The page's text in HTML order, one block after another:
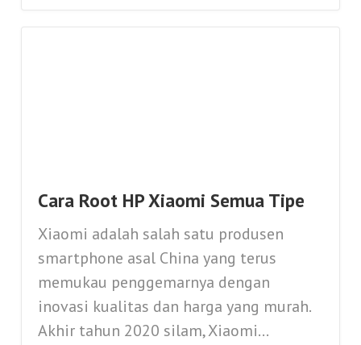
Cara Root HP Xiaomi Semua Tipe
Xiaomi adalah salah satu produsen
smartphone asal China yang terus
memukau penggemarnya dengan
inovasi kualitas dan harga yang murah.
Akhir tahun 2020 silam, Xiaomi...